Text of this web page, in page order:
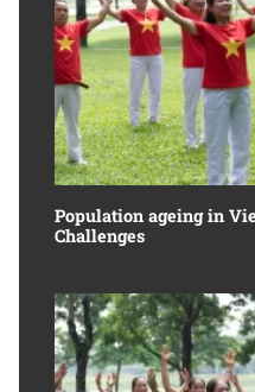
Population ageing in
Challenges